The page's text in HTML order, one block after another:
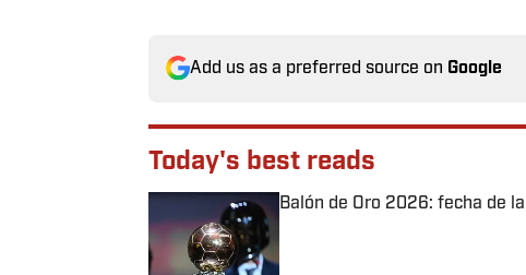
Add us as a preferred source on Google
Today's best reads
Balón de Oro 2026: fecha de